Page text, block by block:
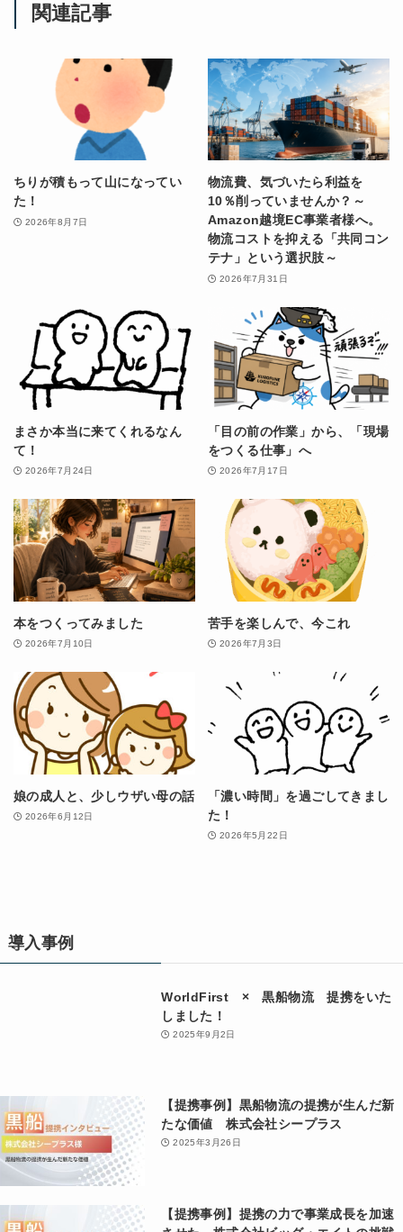
関連記事
ちりが積もって山になってい
た！
2026年8月7日
物流費、気づいたら利益を
10％削っていませんか？～
Amazon越境EC事業者様へ。
物流コストを抑える「共同コン
テナ」という選択肢～
2026年7月31日
まさか本当に来てくれるなん
て！
2026年7月24日
「目の前の作業」から、「現場
をつくる仕事」へ
2026年7月17日
本をつくってみました
2026年7月10日
苦手を楽しんで、今これ
2026年7月3日
娘の成人と、少しウザい母の話
2026年6月12日
「濃い時間」を過ごしてきまし
た！
2026年5月22日
導入事例
WorldFirst × 黒船物流 提携をいた
しました！
2025年9月2日
【提携事例】黒船物流の提携が生んだ新
たな価値 株式会社シープラス
2025年3月26日
【提携事例】提携の力で事業成長を加速